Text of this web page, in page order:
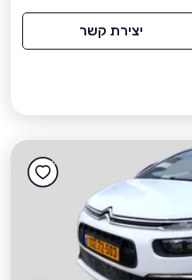
יצירת קשר